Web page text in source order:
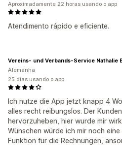
Atendimento rápido e eficiente.
Aproximadamente 22 horas usando o app
Ich nutze die App jetzt knapp 4
alles recht reibungslos. Der
hervorzuheben, hier wurde mir
Wünschen würde ich mir noch
Funktion für die Rechnungen,
Vereins- und Verbands-Service Nathalie
Alemanha
25 dias usando o app